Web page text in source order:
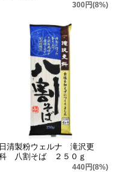
300円(8%)
日清製粉ウェルナ 滝沢更
八割そば ２５０ｇ
440円(8%)